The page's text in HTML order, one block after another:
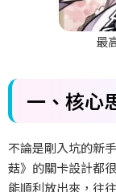
最
一、核心
不論是剛入坑的新
菇》的關卡設計都
能順利放出來，往